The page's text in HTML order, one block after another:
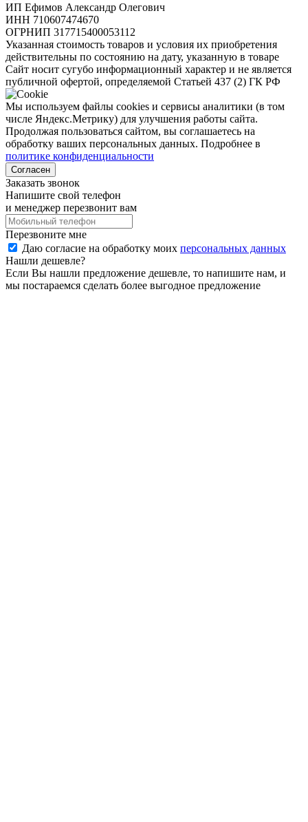
ИП Ефимов Александр Олегович
ИНН 710607474670
ОГРНИП 317715400053112
Указанная стоимость товаров и условия их приобретения
действительны по состоянию на дату, указанную в товаре
Сайт носит сугубо информационный характер и не является
публичной офертой, определяемой Статьей 437 (2) ГК РФ
Мы используем файлы cookies и сервисы аналитики (в том
числе Яндекс.Метрику) для улучшения работы сайта.
Продолжая пользоваться сайтом, вы соглашаетесь на
обработку ваших персональных данных. Подробнее в
политике конфиденциальности
Согласен
Заказать звонок
Напишите свой телефон
и менеджер перезвонит вам
Перезвоните мне
Даю согласие на обработку моих персональных данных
Нашли дешевле?
Если Вы нашли предложение дешевле, то напишите нам, и
мы постараемся сделать более выгодное предложение